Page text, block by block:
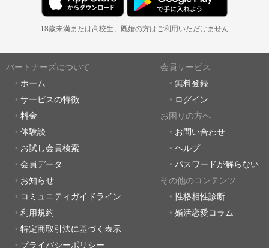
18歳未満または高校生、既婚の方はご利用いただけません
パートナーズについて
ホーム
サービスの特徴
料金
体験談
お試し会員検索
会員データ
お知らせ
コミュニティガイドライン
利用規約
特定商取引法に基づく表示
プライバシーポリシー
会員サービス
無料登録
ログイン
お困りの方へ
お問い合わせ
ヘルプ
パスワードが解らない
その他のコンテンツ
性格相性診断
婚活恋愛コラム